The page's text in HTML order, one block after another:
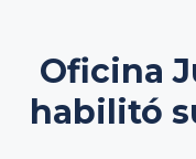
Oficina
habilitó